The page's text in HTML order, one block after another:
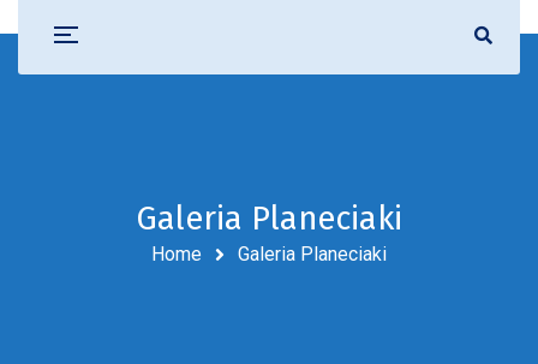
Galeria Planeciaki
Home Galeria Planeciaki